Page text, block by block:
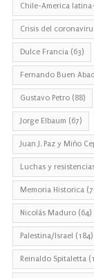
Chile-America
Crisis del
Dulce Francia (63)
Fernando Buen
Gustavo Petro (88)
Jorge Elbaum (67)
Juan J. Paz y Miño
Luchas y
Memoria Historica
Nicolás Maduro (64)
Palestina/Israel (184)
Reinaldo Spitaletta